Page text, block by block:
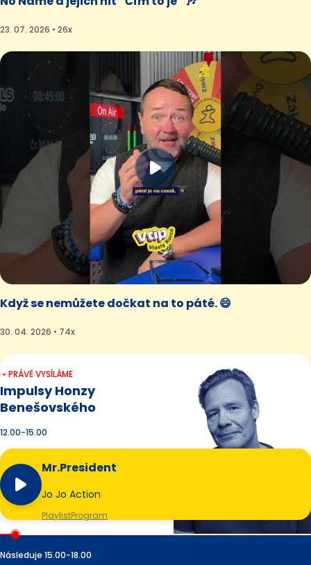
23. 07. 2026 • 26x
Když se nemůžete dočkat na to páté. 😄
30. 04. 2026 • 74x
PRÁVĚ VYSÍLÁME
Impulsy Honzy
Benešovského
12.00-15.00
Mr.President
Jo Jo Action
PlaylistProgram
Následuje 15.00-18.00